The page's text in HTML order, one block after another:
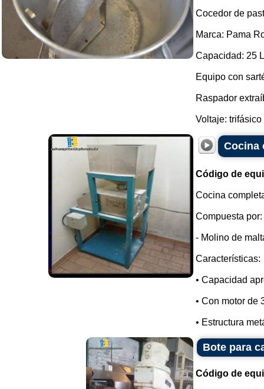
Cocedor de
Marca: Pama
Capacidad: 25
Equipo con
Raspador
Voltaje: trifásico
Cocina
Código de
Cocina
Compuesta por:
- Molino de
Características:
• Capacidad
• Con motor de
• Estructura
Bote para
Código de